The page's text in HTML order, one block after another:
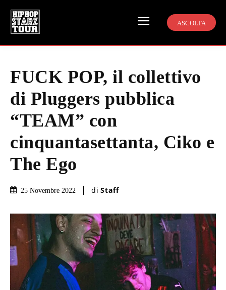
ASCOLTA
FUCK POP, il collettivo
di Pluggers pubblica
“TEAM” con
cinquantasettanta, Ciko e
The Ego
25 Novembre 2022 di Staff